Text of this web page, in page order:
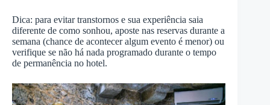
Dica: para evitar transtornos e sua experiência saia
diferente de como sonhou, aposte nas reservas durante a
semana (chance de acontecer algum evento é menor) ou
verifique se não há nada programado durante o tempo
de permanência no hotel.